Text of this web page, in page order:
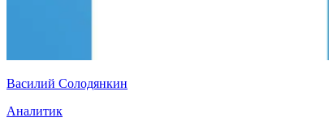
Василий Солодянкин
Аналитик